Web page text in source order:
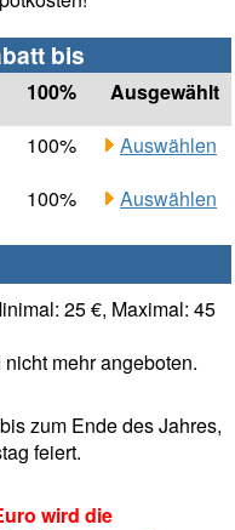
bis
100%
Ausgewählt
100%
Auswählen
100%
Auswählen
25 €, Maximal: 45
mehr angeboten.
zum Ende des Jahres,
feiert.
wird die